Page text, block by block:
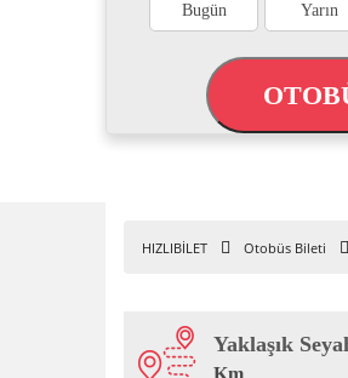
Bugün Yarın
HIZLIBİLET Otobüs Bileti
Yaklaşık
Km